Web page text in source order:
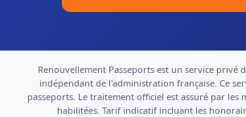
Renouvellement Passeports est un service privé
indépendant de l'administration française. Ce
passeports. Le traitement officiel est assuré par les
habilitées. Tarif indicatif incluant les